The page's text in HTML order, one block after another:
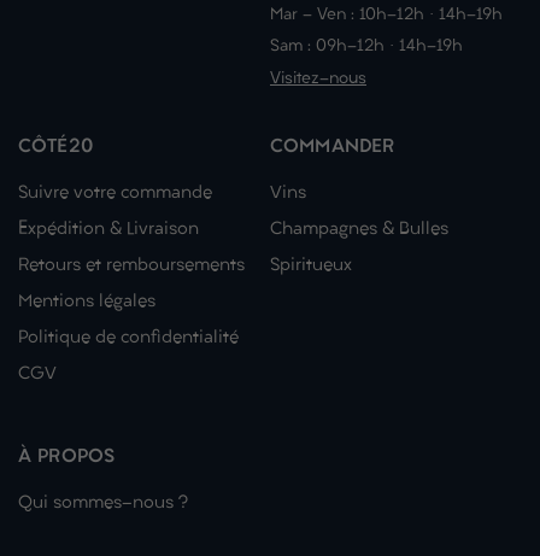
Mar - Ven : 10h-12h · 14h-19h
Sam : 09h-12h · 14h-19h
Visitez-nous
CÔTÉ20
Suivre votre commande
Expédition & Livraison
Retours et remboursements
Mentions légales
Politique de confidentialité
CGV
COMMANDER
Vins
Champagnes & Bulles
Spiritueux
À PROPOS
Qui sommes-nous ?